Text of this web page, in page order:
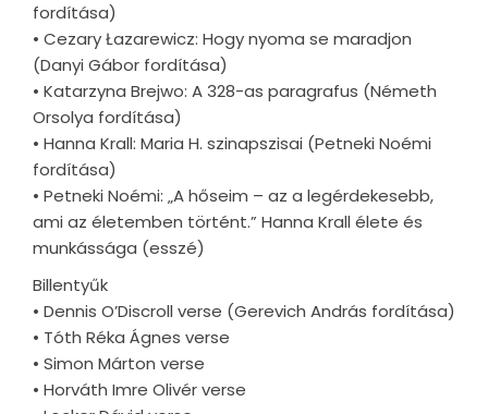
fordítása)
• Cezary Łazarewicz: Hogy nyoma se maradjon
(Danyi Gábor fordítása)
• Katarzyna Brejwo: A 328-as paragrafus (Németh
Orsolya fordítása)
• Hanna Krall: Maria H. szinapszisai (Petneki Noémi
fordítása)
• Petneki Noémi: „A hőseim – az a legérdekesebb,
ami az életemben történt.” Hanna Krall élete és
munkássága (esszé)
Billentyűk
• Dennis O’Discroll verse (Gerevich András fordítása)
• Tóth Réka Ágnes verse
• Simon Márton verse
• Horváth Imre Olivér verse